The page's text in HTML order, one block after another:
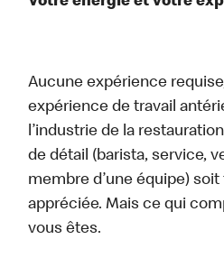
Aucune expérience
expérience de travail
l’industrie de la
de détail (barista, service,
membre d’une équipe)
appréciée. Mais ce qui
vous êtes.